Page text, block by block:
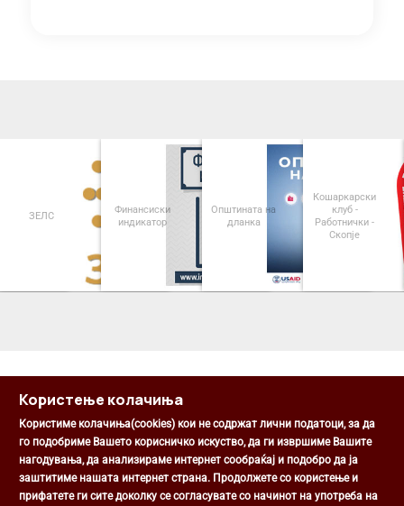
ЗЕЛС
Финансиски
индикатор
Општината на
дланка
Кошаркарски
клуб -
Работнички -
Скопје
Општина Центар
Михаил Цоков бр. 1, Скопје
Користење колачиња
Користиме колачиња(cookies) кои не содржат лични податоци, за да
го подобриме Вашето корисничко искуство, да ги извршиме Вашите
нагодувања, да анализираме интернет сообраќај и подобро да ја
заштитиме нашата интернет страна. Продолжете со користење и
прифатете ги сите доколку се согласувате со начинот на употреба на